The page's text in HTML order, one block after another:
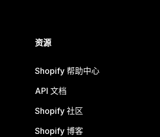
资源
Shopify 帮助中心
API 文档
Shopify 社区
Shopify 博客